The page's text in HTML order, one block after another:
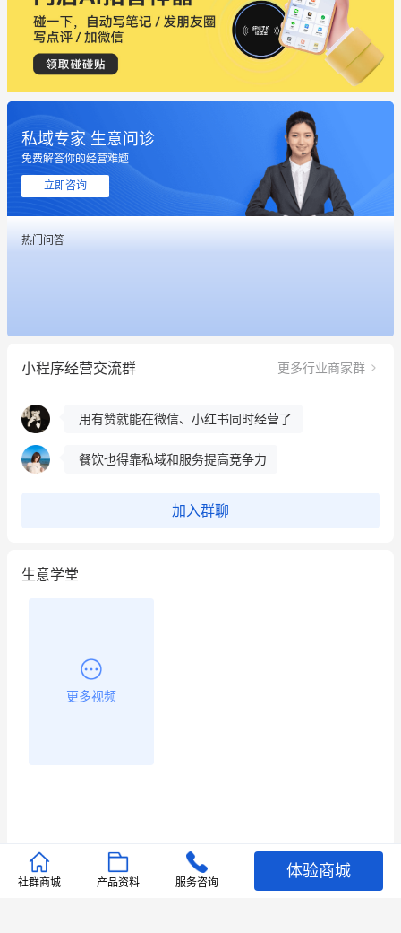
私域专家 生意问诊
免费解答你的经营难题
立即咨询
热门问答
小程序经营交流群 更多行业商家群
这个营销策划案例推荐大家看一下
用有赞就能在微信、小红书同时经营了
冰墩墩货源充足需要的联系我
这个营销策划案例推荐大家看一下
用有赞就能在微信、小红书同时经营了
餐饮也得靠私域和服务提高竞争力
加入群聊
生意学堂
更多视频
推荐文章
社群商城 产品资料 服务咨询
体验商城